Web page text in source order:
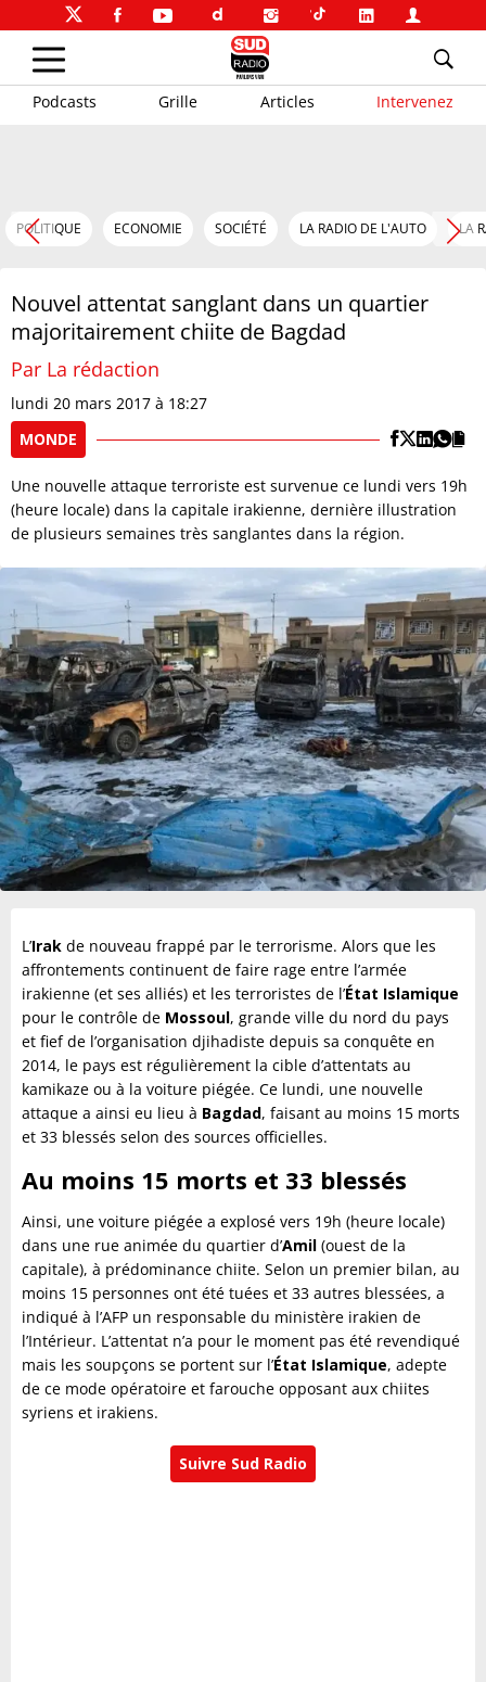
Podcasts Grille Articles Intervenez
POLITIQUE ECONOMIE SOCIÉTÉ LA RADIO DE L'AUTO LA
Nouvel attentat sanglant dans un quartier
majoritairement chiite de Bagdad
Par La rédaction
lundi 20 mars 2017 à 18:27
MONDE
Une nouvelle attaque terroriste est survenue ce lundi vers 19h
(heure locale) dans la capitale irakienne, dernière illustration
de plusieurs semaines très sanglantes dans la région.
L’Irak de nouveau frappé par le terrorisme. Alors que les
affrontements continuent de faire rage entre l’armée
irakienne (et ses alliés) et les terroristes de l’État Islamique
pour le contrôle de Mossoul, grande ville du nord du pays
et fief de l’organisation djihadiste depuis sa conquête en
2014, le pays est régulièrement la cible d’attentats au
kamikaze ou à la voiture piégée. Ce lundi, une nouvelle
attaque a ainsi eu lieu à Bagdad, faisant au moins 15 morts
et 33 blessés selon des sources officielles.
Au moins 15 morts et 33 blessés
Ainsi, une voiture piégée a explosé vers 19h (heure locale)
dans une rue animée du quartier d’Amil (ouest de la
capitale), à prédominance chiite. Selon un premier bilan, au
moins 15 personnes ont été tuées et 33 autres blessées, a
indiqué à l’AFP un responsable du ministère irakien de
l’Intérieur. L’attentat n’a pour le moment pas été revendiqué
mais les soupçons se portent sur l’État Islamique, adepte
de ce mode opératoire et farouche opposant aux chiites
syriens et irakiens.
Suivre Sud Radio